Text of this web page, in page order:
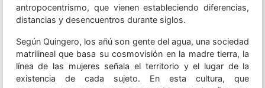
antropocentrismo, que vienen estableciendo diferencias,
distancias y desencuentros durante siglos.
Según Quingero, los añú son gente del agua, una sociedad
matrilineal que basa su cosmovisión en la madre tierra, la
línea de las mujeres señala el territorio y el lugar de la
existencia de cada sujeto. En esta cultura, que